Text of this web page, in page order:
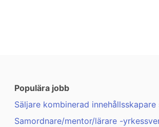
Populära jobb
Säljare kombinerad innehållsskapare
Samordnare/mentor/lärare -